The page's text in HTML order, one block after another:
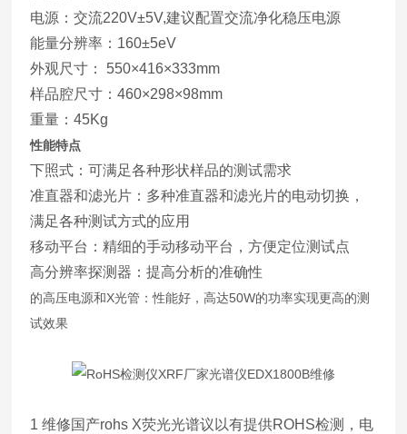
电源：交流220V±5V,建议配置交流净化稳压电源
能量分辨率：160±5eV
外观尺寸： 550×416×333mm
样品腔尺寸：460×298×98mm
重量：45Kg
性能特点
下照式：可满足各种形状样品的测试需求
准直器和滤光片：多种准直器和滤光片的电动切换，
满足各种测试方式的应用
移动平台：精细的手动移动平台，方便定位测试点
高分辨率探测器：提高分析的准确性
的高压电源和X光管：性能好，高达50W的功率实现更高的测
试效果
1 维修国产rohs X荧光光谱议以有提供ROHS检测，电